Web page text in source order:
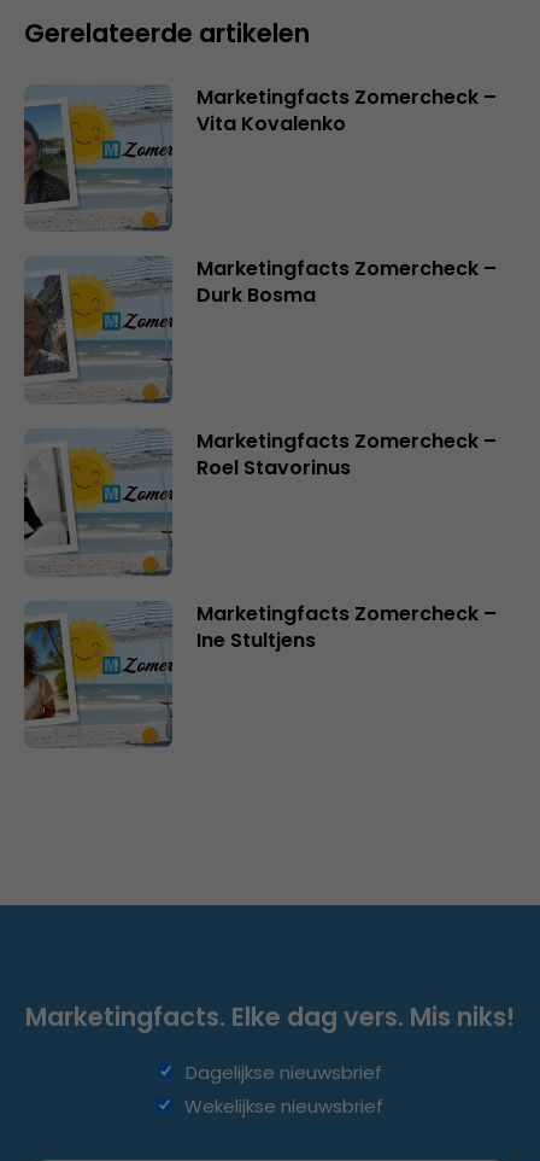
Gerelateerde artikelen
Marketingfacts Zomercheck –
Vita Kovalenko
Marketingfacts Zomercheck –
Durk Bosma
Marketingfacts Zomercheck –
Roel Stavorinus
Marketingfacts Zomercheck –
Ine Stultjens
Marketingfacts. Elke dag vers. Mis niks!
Dagelijkse nieuwsbrief
Wekelijkse nieuwsbrief